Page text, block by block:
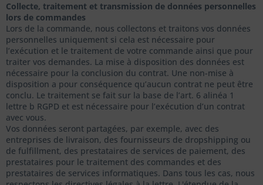
Collecte, traitement et transmission de données personnelles
lors de commandes
Lors de la commande, nous collectons et traitons vos données
personnelles uniquement si cela est nécessaire pour
l’exécution et le traitement de votre commande ainsi que pour
traiter vos demandes. La mise à disposition des données est
nécessaire pour la conclusion du contrat. Une non-mise à
disposition a pour conséquence qu’aucun contrat ne peut être
conclu. Le traitement se fait sur la base de l’art. 6 alinéa 1
lettre b RGPD et est nécessaire pour l’exécution d’un contrat
avec vous.
Vos données seront partagées, par exemple, avec des
entreprises de livraison, des fournisseurs de dropshipping ou
de fulfillment, des prestataires de services de paiement, des
prestataires pour le traitement des commandes et des
prestataires de services informatiques. Dans tous les cas, nous